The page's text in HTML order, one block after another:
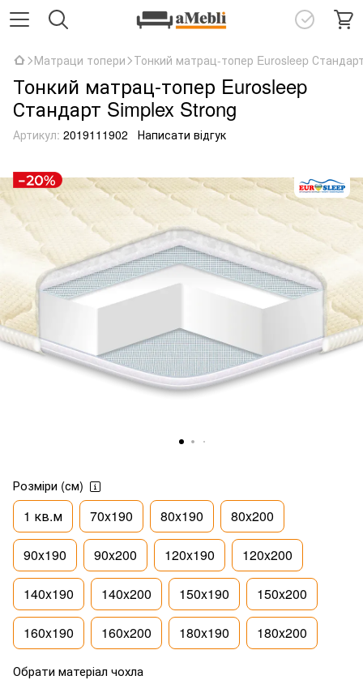
Матраци топери Тонкий матрац-топер Eurosleep
Тонкий матрац-топер Eurosleep
Стандарт Simplex Strong
Артикул: 2019111902 Написати відгук
Розміри (см)
1 кв.м 70x190 80x190 80x200
90x190 90x200 120x190 120x200
140x190 140x200 150x190 150x200
160x190 160x200 180x190 180x200
Обрати матеріал чохла